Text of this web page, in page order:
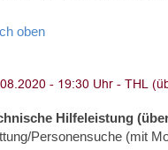
oben
Hilfeleistung
Personensuche (mit